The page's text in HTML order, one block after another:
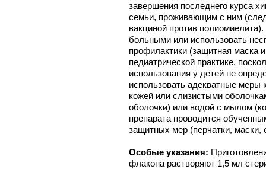
завершения последнего курса
семьи, проживающим с ним
вакциной против
больными или использовать
профилактики (защитная маска
педиатрической практике,
использования у детей не
использовать адекватные меры
кожей или слизистыми
оболочки) или водой с мылом
препарата проводится
защитных мер (перчатки, маски,
Особые указания:
флакона растворяют 1,5 мл